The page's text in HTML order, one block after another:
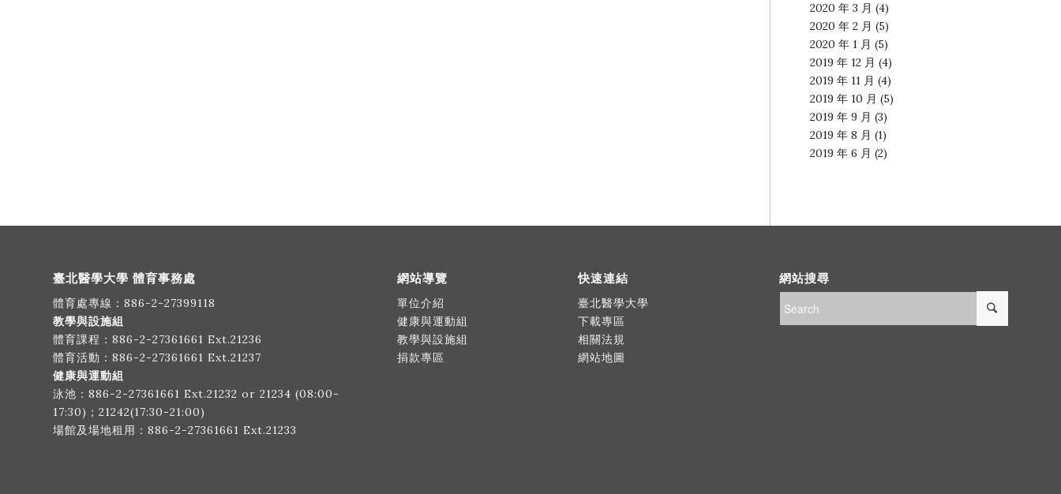
2020 年 3 月 (4)
2020 年 2 月 (5)
2020 年 1 月 (5)
2019 年 12 月 (4)
2019 年 11 月 (4)
2019 年 10 月 (5)
2019 年 9 月 (3)
2019 年 8 月 (1)
2019 年 6 月 (2)
臺北醫學大學 體育事務處
體育處專線： 886-2-27399118
教學與設施組
體育課程： 886-2-27361661 Ext.21236
體育活動： 886-2-27361661 Ext.21237
健康與運動組
泳池： 886-2-27361661 Ext.21232 or 21234 (08:00-
17:30)；21242(17:30-21:00)
場館及場地租用： 886-2-27361661 Ext.21233
網站導覽
單位介紹
健康與運動組
教學與設施組
捐款專區
快速連結
臺北醫學大學
下載專區
相關法規
網站地圖
網站搜尋